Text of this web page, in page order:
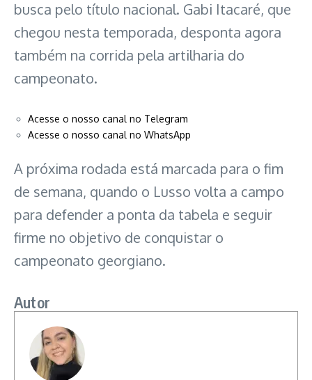
busca pelo título nacional. Gabi Itacaré, que
chegou nesta temporada, desponta agora
também na corrida pela artilharia do
campeonato.
Acesse o nosso canal no Telegram
Acesse o nosso canal no WhatsApp
A próxima rodada está marcada para o fim
de semana, quando o Lusso volta a campo
para defender a ponta da tabela e seguir
firme no objetivo de conquistar o
campeonato georgiano.
Autor